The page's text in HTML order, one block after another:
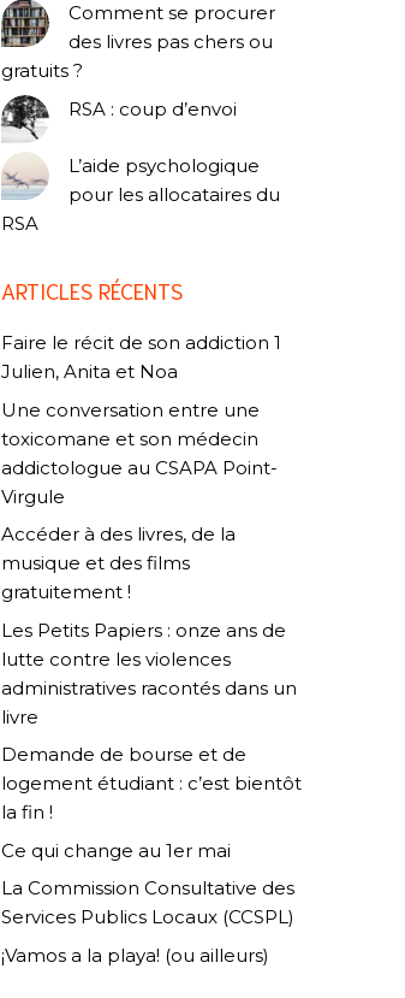
Comment se procurer
des livres pas chers ou
gratuits ?
RSA : coup d’envoi
L’aide psychologique
pour les allocataires du
RSA
ARTICLES RÉCENTS
Faire le récit de son addiction 1
Julien, Anita et Noa
Une conversation entre une
toxicomane et son médecin
addictologue au CSAPA Point-
Virgule
Accéder à des livres, de la
musique et des films
gratuitement !
Les Petits Papiers : onze ans de
lutte contre les violences
administratives racontés dans un
livre
Demande de bourse et de
logement étudiant : c’est bientôt
la fin !
Ce qui change au 1er mai
La Commission Consultative des
Services Publics Locaux (CCSPL)
¡Vamos a la playa! (ou ailleurs)